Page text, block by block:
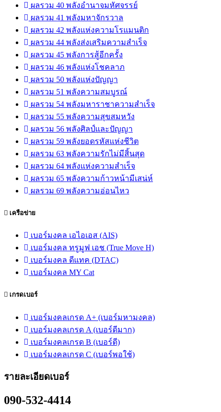
ผลรวม 40 พลังอำนาจมหัศจรรย์
ผลรวม 41 พลังมหาจักรวาล
ผลรวม 42 พลังแห่งความโรแมนติก
ผลรวม 44 พลังส่งเสริมความสำเร็จ
ผลรวม 45 พลังการสู้อีกครั้ง
ผลรวม 46 พลังแห่งโชคลาภ
ผลรวม 50 พลังแห่งปัญญา
ผลรวม 51 พลังความสมบูรณ์
ผลรวม 54 พลังมหาราชาความสำเร็จ
ผลรวม 55 พลังความสุขสมหวัง
ผลรวม 56 พลังศิลป์และปัญญา
ผลรวม 59 พลังยอดรหัสแห่งชีวิต
ผลรวม 63 พลังความรักไม่มีสิ้นสุด
ผลรวม 64 พลังแห่งความสำเร็จ
ผลรวม 65 พลังความก้าวหน้ามีเสน่ห์
ผลรวม 69 พลังความอ่อนไหว
เครือข่าย
เบอร์มงคล เอไอเอส (AIS)
เบอร์มงคล ทรูมูฟ เอช (True Move H)
เบอร์มงคล ดีแทค (DTAC)
เบอร์มงคล MY Cat
เกรดเบอร์
เบอร์มงคลเกรด A+ (เบอร์มหามงคล)
เบอร์มงคลเกรด A (เบอร์ดีมาก)
เบอร์มงคลเกรด B (เบอร์ดี)
เบอร์มงคลเกรด C (เบอร์พอใช้)
รายละเอียดเบอร์
090-532-4414